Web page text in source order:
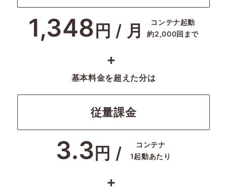
1,348 円 / 月
コンテナ起動
約2,000回まで
+
基本料金を超えた分は
従量課金
3.3 円 /
コンテナ
1起動あたり
+